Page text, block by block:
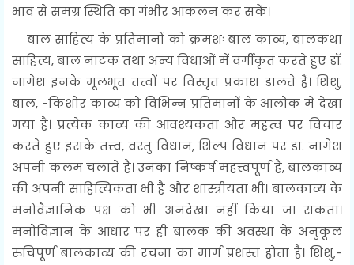
भाव से समग्र स्थिति का गंभीर आकलन कर सकें।
बाल साहित्य के प्रतिमानों को क्रमशः बाल काव्य, बालकथा
साहित्य, बाल नाटक तथा अन्य विधाओं में वर्गीकृत करते हुए डॉ.
नागेश इनके मूलभूत तत्त्वों पर विस्तृत प्रकाश डालते हैं। शिशु,
बाल, -किशोर काव्य को विभिन्न प्रतिमानों के आलोक में देखा
गया है। प्रत्येक काव्य की आवश्यकता और महत्व पर विचार
करते हुए इसके तत्त्व, वस्तु विधान, शिल्प विधान पर डा. नागेश
अपनी कलम चलाते हैं। उनका निष्कर्ष महत्त्वपूर्ण है, बालकाव्य
की अपनी साहित्यिकता भी है और शास्त्रीयता भी। बालकाव्य के
मनोवैज्ञानिक पक्ष को भी अनदेखा नहीं किया जा सकता।
मनोविज्ञान के आधार पर ही बालक की अवस्था के अनुकूल
रुचिपूर्ण बालकाव्य की रचना का मार्ग प्रशस्त होता है। शिशु,-